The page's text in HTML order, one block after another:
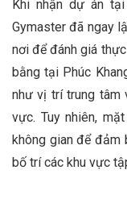
Khi nhận dự án
Gymaster đã ngay
nơi để đánh giá
bằng tại Phúc
như vị trí trung tâm
vực. Tuy nhiên,
không gian để đảm
bố trí các khu vực